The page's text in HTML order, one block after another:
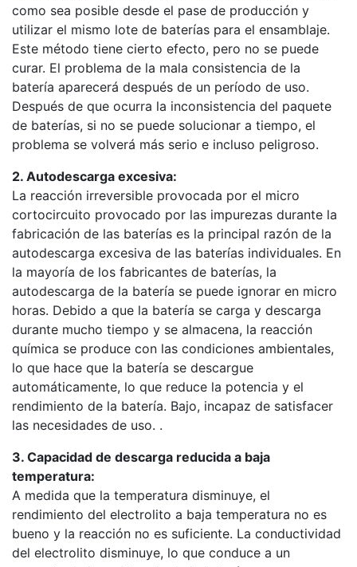
como sea posible desde el pase de producción y
utilizar el mismo lote de baterías para el ensamblaje.
Este método tiene cierto efecto, pero no se puede
curar. El problema de la mala consistencia de la
batería aparecerá después de un período de uso.
Después de que ocurra la inconsistencia del paquete
de baterías, si no se puede solucionar a tiempo, el
problema se volverá más serio e incluso peligroso.
2. Autodescarga excesiva:
La reacción irreversible provocada por el micro
cortocircuito provocado por las impurezas durante la
fabricación de las baterías es la principal razón de la
autodescarga excesiva de las baterías individuales. En
la mayoría de los fabricantes de baterías, la
autodescarga de la batería se puede ignorar en micro
horas. Debido a que la batería se carga y descarga
durante mucho tiempo y se almacena, la reacción
química se produce con las condiciones ambientales,
lo que hace que la batería se descargue
automáticamente, lo que reduce la potencia y el
rendimiento de la batería. Bajo, incapaz de satisfacer
las necesidades de uso. .
3. Capacidad de descarga reducida a baja
temperatura:
A medida que la temperatura disminuye, el
rendimiento del electrolito a baja temperatura no es
bueno y la reacción no es suficiente. La conductividad
del electrolito disminuye, lo que conduce a un